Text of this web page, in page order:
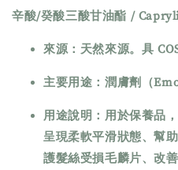
辛酸/癸酸三酸甘油酯 /
來源：天然來源。具
主要用途：潤膚劑（
用途說明：用於保養品
呈現柔軟平滑狀態、幫
護髮絲受損毛麟片、改善